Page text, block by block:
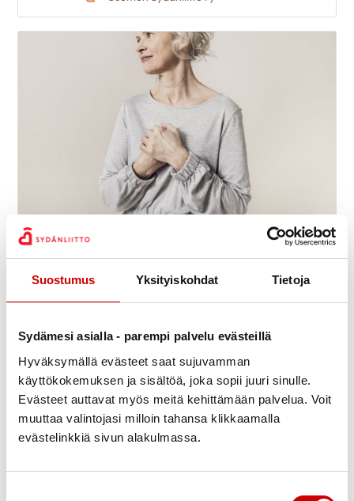
Suostumus Yksityiskohdat Tietoja
Sydämesi asialla - parempi palvelu evästeillä
Hyväksymällä evästeet saat sujuvamman
käyttökokemuksen ja sisältöä, joka sopii juuri sinulle.
Evästeet auttavat myös meitä kehittämään palvelua. Voit
muuttaa valintojasi milloin tahansa klikkaamalla
evästelinkkiä sivun alakulmassa.
9.9.-
Seiskarinkatu 35, 20900 TURKU